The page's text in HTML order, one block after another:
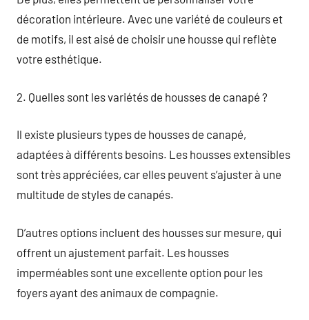
décoration intérieure. Avec une variété de couleurs et
de motifs, il est aisé de choisir une housse qui reflète
votre esthétique.
2. Quelles sont les variétés de housses de canapé ?
Il existe plusieurs types de housses de canapé,
adaptées à différents besoins. Les housses extensibles
sont très appréciées, car elles peuvent s’ajuster à une
multitude de styles de canapés.
D’autres options incluent des housses sur mesure, qui
offrent un ajustement parfait. Les housses
imperméables sont une excellente option pour les
foyers ayant des animaux de compagnie.